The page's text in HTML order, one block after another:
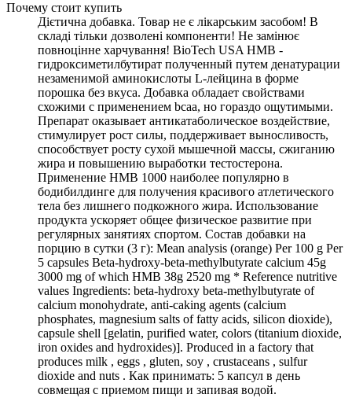
Почему стоит купить
Дієтична добавка. Товар не є лікарським засобом! В
складі тільки дозволені компоненти! Не замінює
повноцінне харчування! BioTech USA HMB -
гидроксиметилбутират полученный путем денатурации
незаменимой аминокислоты L-лейцина в форме
порошка без вкуса. Добавка обладает свойствами
схожими с применением bcaa, но гораздо ощутимыми.
Препарат оказывает антикатаболическое воздействие,
стимулирует рост силы, поддерживает выносливость,
способствует росту сухой мышечной массы, сжиганию
жира и повышению выработки тестостерона.
Применение HMB 1000 наиболее популярно в
бодибилдинге для получения красивого атлетического
тела без лишнего подкожного жира. Использование
продукта ускоряет общее физическое развитие при
регулярных занятиях спортом. Состав добавки на
порцию в сутки (3 г): Mean analysis (orange) Per 100 g Per
5 capsules Beta-hydroxy-beta-methylbutyrate calcium 45g
3000 mg of which HMB 38g 2520 mg * Reference nutritive
values Ingredients: beta-hydroxy beta-methylbutyrate of
calcium monohydrate, anti-caking agents (calcium
phosphates, magnesium salts of fatty acids, silicon dioxide),
capsule shell [gelatin, purified water, colors (titanium dioxide,
iron oxides and hydroxides)]. Produced in a factory that
produces milk , eggs , gluten, soy , crustaceans , sulfur
dioxide and nuts . Как принимать: 5 капсул в день
совмещая с приемом пищи и запивая водой.